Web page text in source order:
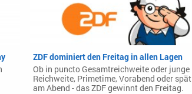
ZDF dominiert den Freitag in allen Lagen
Ob in puncto Gesamtreichweite oder junge
Reichweite, Primetime, Vorabend oder spät
am Abend - das ZDF gewinnt den Freitag.